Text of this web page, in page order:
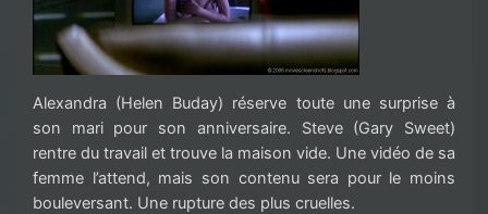
Alexandra (Helen Buday) réserve toute une surprise à
son mari pour son anniversaire. Steve (Gary Sweet)
rentre du travail et trouve la maison vide. Une vidéo de sa
femme l’attend, mais son contenu sera pour le moins
bouleversant. Une rupture des plus cruelles.